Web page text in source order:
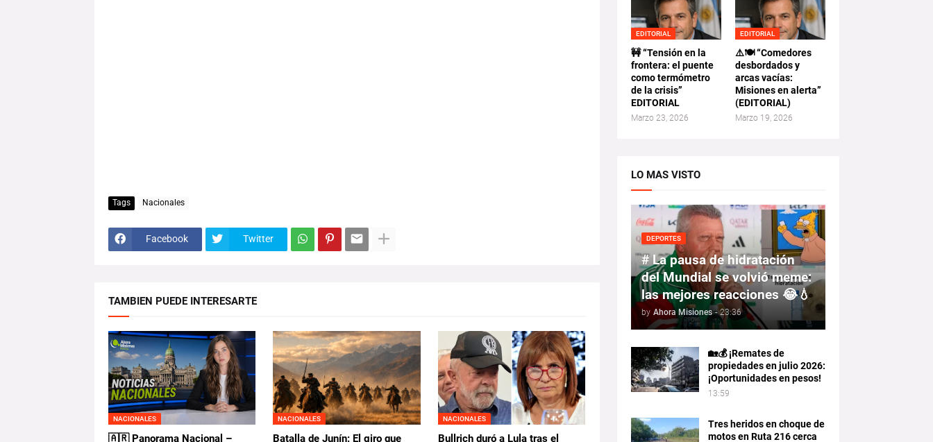
Tags Nacionales
Facebook Twitter
TAMBIEN PUEDE INTERESARTE
NACIONALES
🇦🇷 Panorama Nacional –
NACIONALES
Batalla de Junín: El giro que
NACIONALES
Bullrich duró a Lula tras el
EDITORIAL
🚧 “Tensión en la
frontera: el puente
como termómetro
de la crisis”
EDITORIAL
Marzo 23, 2026
EDITORIAL
⚠️🍽️ “Comedores
desbordados y
arcas vacías:
Misiones en alerta”
(EDITORIAL)
Marzo 19, 2026
LO MAS VISTO
DEPORTES
# La pausa de hidratación
del Mundial se volvió meme:
las mejores reacciones 😂💧
by Ahora Misiones - 23:36
🏡💰 ¡Remates de
propiedades en julio 2026:
¡Oportunidades en pesos!
13:59
Tres heridos en choque de
motos en Ruta 216 cerca